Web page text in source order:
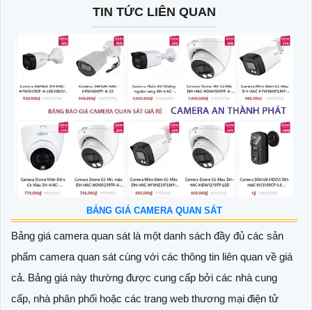
TIN TỨC LIÊN QUAN
BẢNG GIÁ CAMERA QUAN SÁT
Bảng giá camera quan sát là một danh sách đầy đủ các sản
phẩm camera quan sát cùng với các thông tin liên quan về giá
cả. Bảng giá này thường được cung cấp bởi các nhà cung
cấp, nhà phân phối hoặc các trang web thương mại điện tử